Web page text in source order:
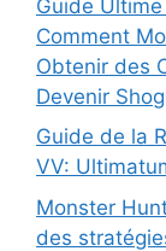
Guide
Comment
Obtenir des
Devenir
Guide de la
VV:
Monster
des